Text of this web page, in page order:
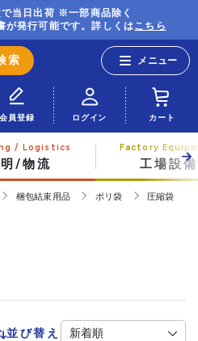
当日出荷 ※一部商品除く
が発行可能です。詳しくはこちら
索
会員登録 ログイン カート
/物流 工場設備
梱包結束用品 ポリ袋 圧縮袋
並び替え